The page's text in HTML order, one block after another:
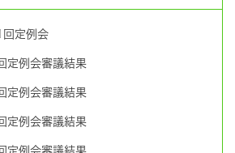
定例会
定例会審議結果
定例会審議結果
定例会審議結果
定例会審議結果